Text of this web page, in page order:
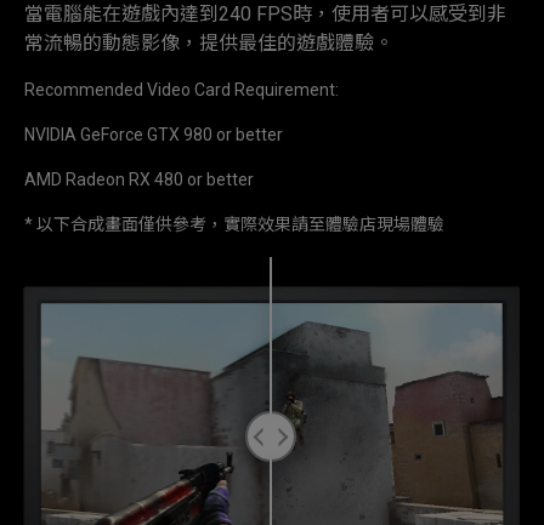
當電腦能在遊戲內達到240 FPS時，使用者可以感受到非
常流暢的動態影像，提供最佳的遊戲體驗。
Recommended Video Card Requirement:
NVIDIA GeForce GTX 980 or better
AMD Radeon RX 480 or better
* 以下合成畫面僅供參考，實際效果請至體驗店現場體驗